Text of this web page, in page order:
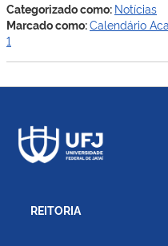
Categorizado como: Notícias
Marcado como:Calendário
1
REITORIA